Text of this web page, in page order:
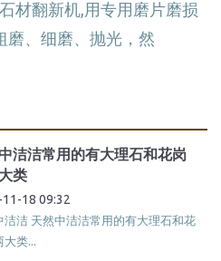
材翻新机,用专用磨片磨损
磨、细磨、抛光，然
洁洁常用的有大理石和花岗
类
18 09:32
洁洁 天然中洁洁常用的有大理石和花
大类...